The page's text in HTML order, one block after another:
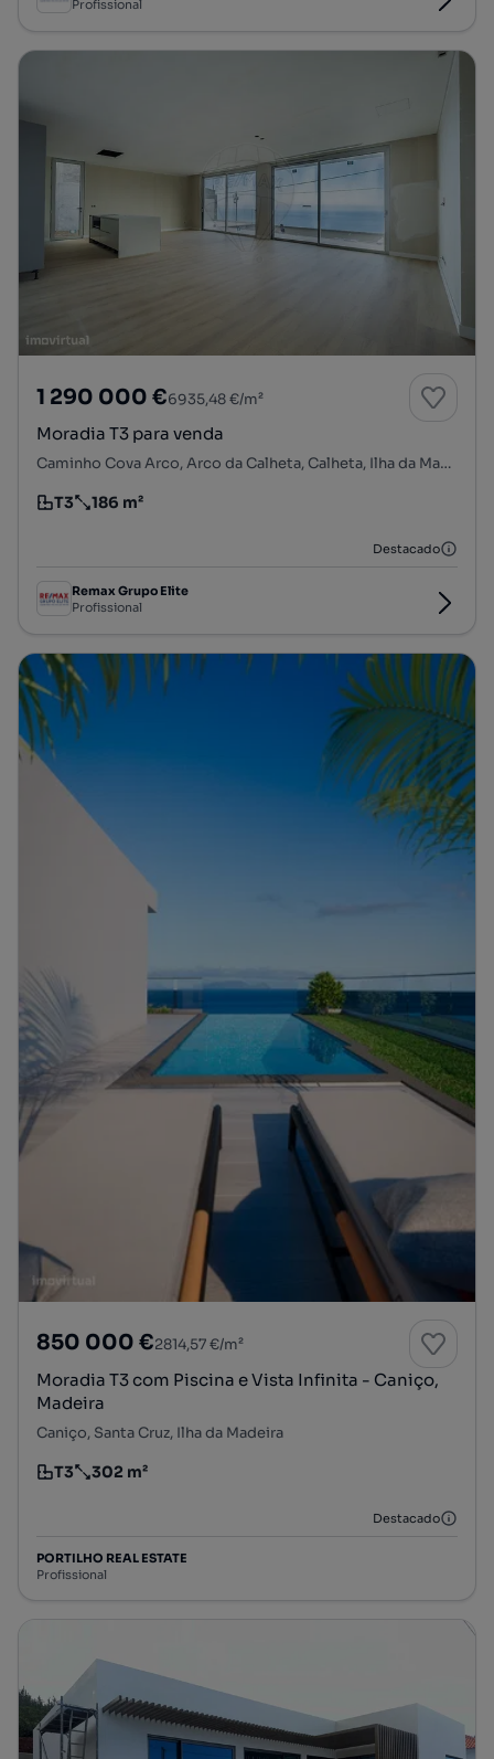
Profissional
1 290 000 €6935,48 €/m²
Moradia T3 para venda
Caminho Cova Arco, Arco da Calheta, Calheta, Ilha da Madeira
Tipologia
T3
Preço por metro quadrado
186 m²
Destacado
Remax Grupo Elite
Profissional
850 000 €2814,57 €/m²
Moradia T3 com Piscina e Vista Infinita - Caniço,
Madeira
Caniço, Santa Cruz, Ilha da Madeira
Tipologia
T3
Preço por metro quadrado
302 m²
Destacado
PORTILHO REAL ESTATE
Profissional